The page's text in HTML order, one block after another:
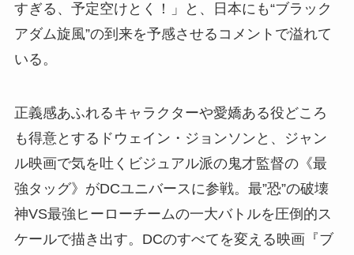
すぎる、予定空けとく！」と、日本にも“ブラック
アダム旋風”の到来を予感させるコメントで溢れて
いる。
正義感あふれるキャラクターや愛嬌ある役どころ
も得意とするドウェイン・ジョンソンと、ジャン
ル映画で気を吐くビジュアル派の鬼才監督の《最
強タッグ》がDCユニバースに参戦。最”恐”の破壊
神VS最強ヒーローチームの一大バトルを圧倒的ス
ケールで描き出す。DCのすべてを変える映画『ブ